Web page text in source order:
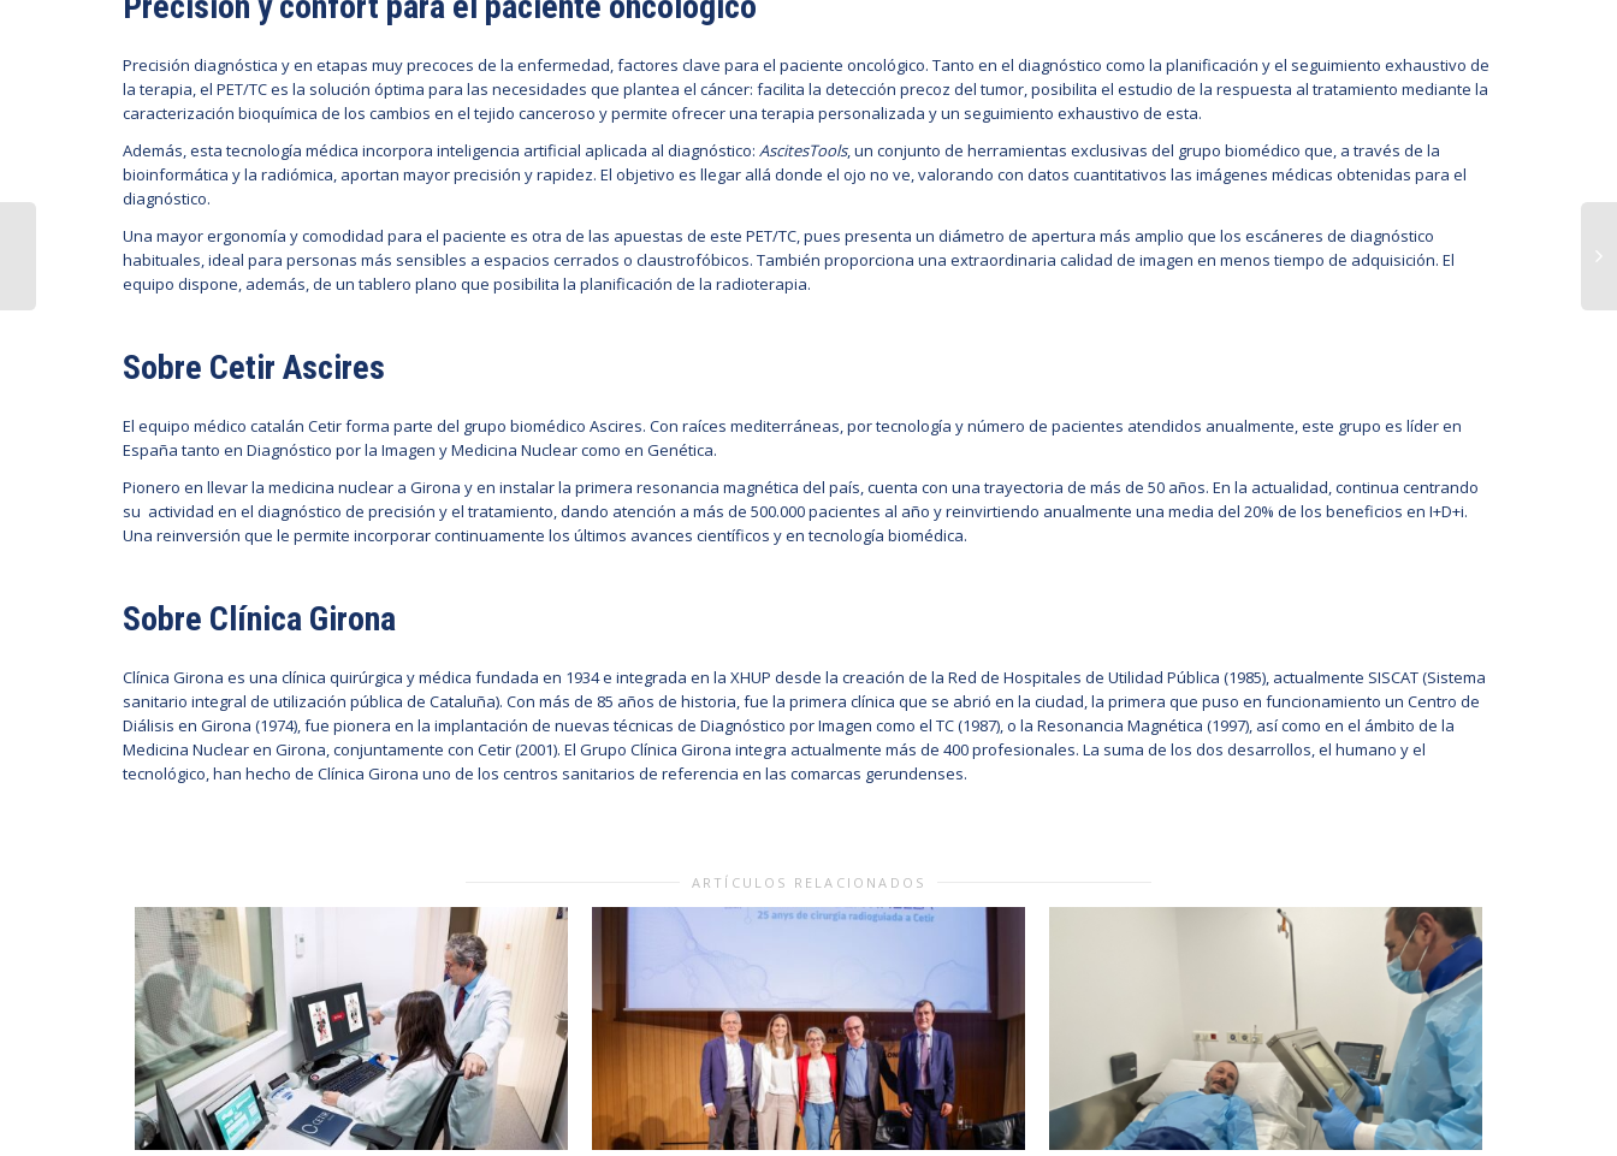
Precisión diagnóstica y en etapas muy precoces de la enfermedad, factores clave para el paciente oncológico. Tanto en el diagnóstico como la planificación y el seguimiento exhaustivo de
la terapia, el PET/TC es la solución óptima para las necesidades que plantea el cáncer: facilita la detección precoz del tumor, posibilita el estudio de la respuesta al tratamiento mediante la
caracterización bioquímica de los cambios en el tejido canceroso y permite ofrecer una terapia personalizada y un seguimiento exhaustivo de esta.
Además, esta tecnología médica incorpora inteligencia artificial aplicada al diagnóstico: AscitesTools, un conjunto de herramientas exclusivas del grupo biomédico que, a través de la
bioinformática y la radiómica, aportan mayor precisión y rapidez. El objetivo es llegar allá donde el ojo no ve, valorando con datos cuantitativos las imágenes médicas obtenidas para el
diagnóstico.
Una mayor ergonomía y comodidad para el paciente es otra de las apuestas de este PET/TC, pues presenta un diámetro de apertura más amplio que los escáneres de diagnóstico
habituales, ideal para personas más sensibles a espacios cerrados o claustrofóbicos. También proporciona una extraordinaria calidad de imagen en menos tiempo de adquisición. El
equipo dispone, además, de un tablero plano que posibilita la planificación de la radioterapia.
Sobre Cetir Ascires
El equipo médico catalán Cetir forma parte del grupo biomédico Ascires. Con raíces mediterráneas, por tecnología y número de pacientes atendidos anualmente, este grupo es líder en
España tanto en Diagnóstico por la Imagen y Medicina Nuclear como en Genética.
Pionero en llevar la medicina nuclear a Girona y en instalar la primera resonancia magnética del país, cuenta con una trayectoria de más de 50 años. En la actualidad, continua centrando
su actividad en el diagnóstico de precisión y el tratamiento, dando atención a más de 500.000 pacientes al año y reinvirtiendo anualmente una media del 20% de los beneficios en I+D+i.
Una reinversión que le permite incorporar continuamente los últimos avances científicos y en tecnología biomédica.
Sobre Clínica Girona
Clínica Girona es una clínica quirúrgica y médica fundada en 1934 e integrada en la XHUP desde la creación de la Red de Hospitales de Utilidad Pública (1985), actualmente SISCAT (Sistema
sanitario integral de utilización pública de Cataluña). Con más de 85 años de historia, fue la primera clínica que se abrió en la ciudad, la primera que puso en funcionamiento un Centro de
Diálisis en Girona (1974), fue pionera en la implantación de nuevas técnicas de Diagnóstico por Imagen como el TC (1987), o la Resonancia Magnética (1997), así como en el ámbito de la
Medicina Nuclear en Girona, conjuntamente con Cetir (2001). El Grupo Clínica Girona integra actualmente más de 400 profesionales. La suma de los dos desarrollos, el humano y el
tecnológico, han hecho de Clínica Girona uno de los centros sanitarios de referencia en las comarcas gerundenses.
ARTÍCULOS RELACIONADOS